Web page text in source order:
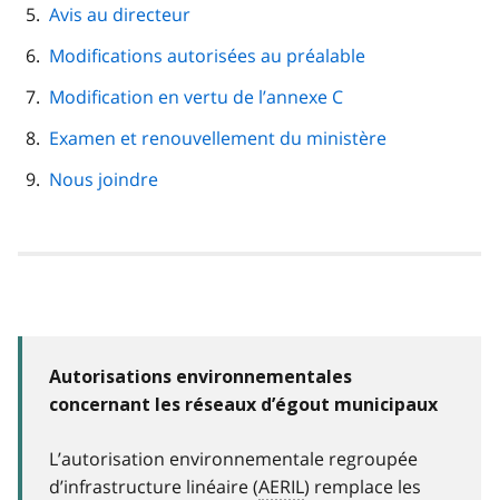
Avis au directeur
Modifications autorisées au préalable
Modification en vertu de l’annexe C
Examen et renouvellement du ministère
Nous joindre
Autorisations environnementales
concernant les réseaux d’égout municipaux
L’autorisation environnementale regroupée
d’infrastructure linéaire (AERIL) remplace les